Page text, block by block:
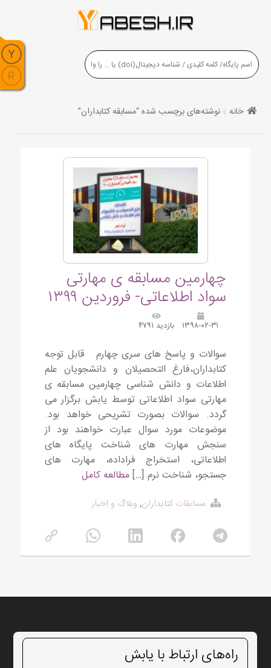
خانه نوشته‌های برچسب شده “مسابقه کتابداران”
چهارمین مسابقه ی مهارتی
سواد اطلاعاتی- فروردین ۱۳۹۹
۱۳۹۸-۰۲-۳۱ بازدید ۴۷۹۱
سوالات و پاسخ های سری چهارم قابل توجه
کتابداران،فارغ التحصیلان و دانشجویان علم
اطلاعات و دانش شناسی چهارمین مسابقه ی
مهارتی سواد اطلاعاتی توسط یابش برگزار می
گردد. سوالات بصورت تشریحی خواهد بود.
موضوعات مورد سوال عبارت خواهند بود از
سنجش مهارت های شناخت پایگاه های
اطلاعاتی، استخراج فراداده، مهارت های
جستجو، شناخت نرم […]مطالعه کامل
مسابقات کتابداران, وبلاگ و اخبار
راه‌های ارتباط با یابش